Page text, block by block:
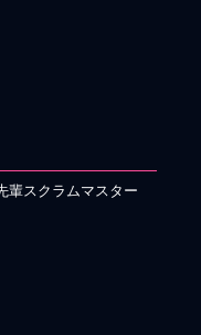
輩スクラムマスター